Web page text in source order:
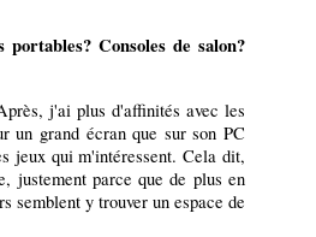
portables? Consoles de salon?
j'ai plus d'affinités avec les
un grand écran que sur son PC
jeux qui m'intéressent. Cela dit,
justement parce que de plus en
semblent y trouver un espace de